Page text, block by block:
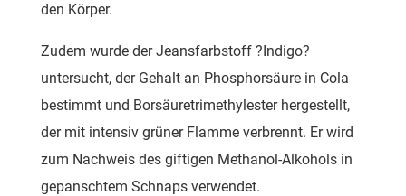
den Körper.
Zudem wurde der Jeansfarbstoff ?Indigo?
untersucht, der Gehalt an Phosphorsäure in Cola
bestimmt und Borsäuretrimethylester hergestellt,
der mit intensiv grüner Flamme verbrennt. Er wird
zum Nachweis des giftigen Methanol-Alkohols in
gepanschtem Schnaps verwendet.